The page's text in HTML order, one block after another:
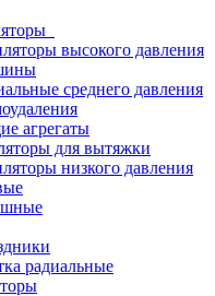
высокого давления
среднего давления
агрегаты
для вытяжки
низкого давления
радиальные